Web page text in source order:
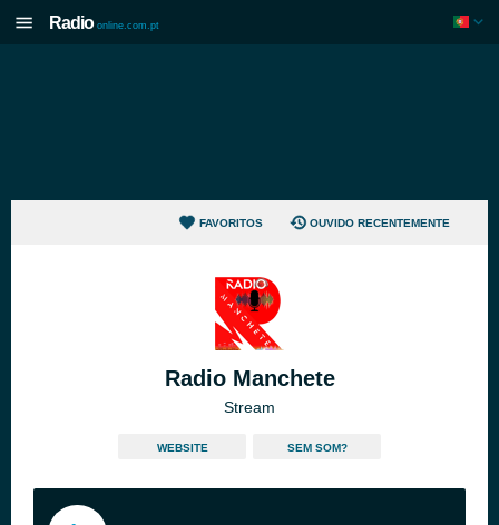
Radio online.com.pt
FAVORITOS OUVIDO RECENTEMENTE
Radio Manchete
Stream
WEBSITE SEM SOM?